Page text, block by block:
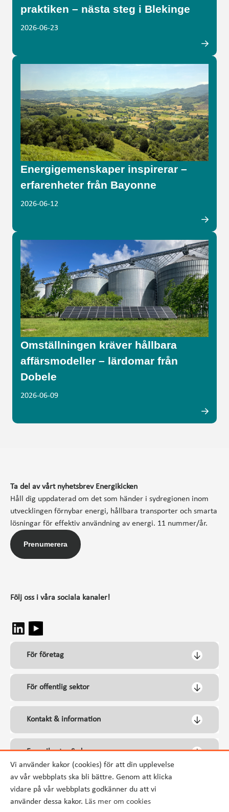
Vi använder kakor (cookies) för att din upplevelse
av vår webbplats ska bli bättre. Genom att klicka
vidare på vår webbplats godkänner du att vi
använder dessa kakor. Läs mer om cookies
praktiken – nästa steg i Blekinge
2026-06-23
Energigemenskaper inspirerar –
erfarenheter från Bayonne
2026-06-12
Omställningen kräver hållbara
affärsmodeller – lärdomar från
Dobele
2026-06-09
Ta del av vårt nyhetsbrev Energikicken
Håll dig uppdaterad om det som händer i sydregionen inom
utvecklingen förnybar energi, hållbara transporter och smarta
lösningar för effektiv användning av energi. 11 nummer/år.
Prenumerera
Följ oss i våra sociala kanaler!
För företag
För offentlig sektor
Kontakt & information
Energikontor Syd